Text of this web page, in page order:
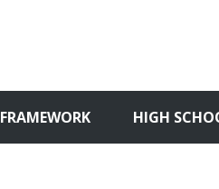
FRAMEWORK HIGH